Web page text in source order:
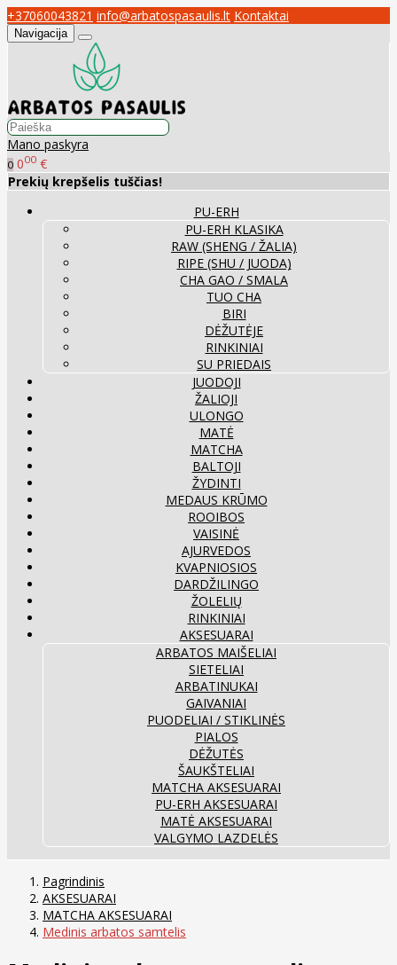
+37060043821 info@arbatospasaulis.lt Kontaktai
Navigacija
Mano paskyra
0 000 €
Prekių krepšelis tuščias!
PU-ERH
PU-ERH KLASIKA
RAW (SHENG / ŽALIA)
RIPE (SHU / JUODA)
CHA GAO / SMALA
TUO CHA
BIRI
DĖŽUTĖJE
RINKINIAI
SU PRIEDAIS
JUODOJI
ŽALIOJI
ULONGO
MATĖ
MATCHA
BALTOJI
ŽYDINTI
MEDAUS KRŪMO
ROOIBOS
VAISINĖ
AJURVEDOS
KVAPNIOSIOS
DARDŽILINGO
ŽOLELIŲ
RINKINIAI
AKSESUARAI
ARBATOS MAIŠELIAI
SIETELIAI
ARBATINUKAI
GAIVANIAI
PUODELIAI / STIKLINĖS
PIALOS
DĖŽUTĖS
ŠAUKŠTELIAI
MATCHA AKSESUARAI
PU-ERH AKSESUARAI
MATĖ AKSESUARAI
VALGYMO LAZDELĖS
Pagrindinis
AKSESUARAI
MATCHA AKSESUARAI
Medinis arbatos samtelis